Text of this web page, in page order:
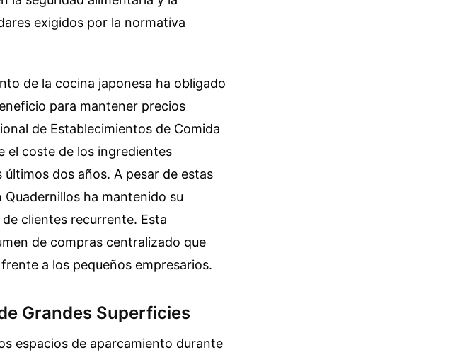
exigidos por la normativa
de la cocina japonesa ha obligado
para mantener precios
de Establecimientos de Comida
el coste de los ingredientes
dos años. A pesar de estas
ha mantenido su
clientes recurrente. Esta
de compras centralizado que
a los pequeños empresarios.
Grandes Superficies
espacios de aparcamiento durante